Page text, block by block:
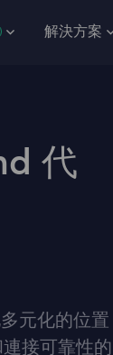
解決方案
代
元化的位置
接可靠性的